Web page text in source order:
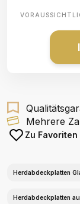
Mehrere
Zu
Herdabdeckplatten
Herdabdeckplatten